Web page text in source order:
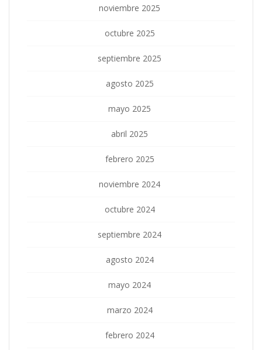
noviembre 2025
octubre 2025
septiembre 2025
agosto 2025
mayo 2025
abril 2025
febrero 2025
noviembre 2024
octubre 2024
septiembre 2024
agosto 2024
mayo 2024
marzo 2024
febrero 2024